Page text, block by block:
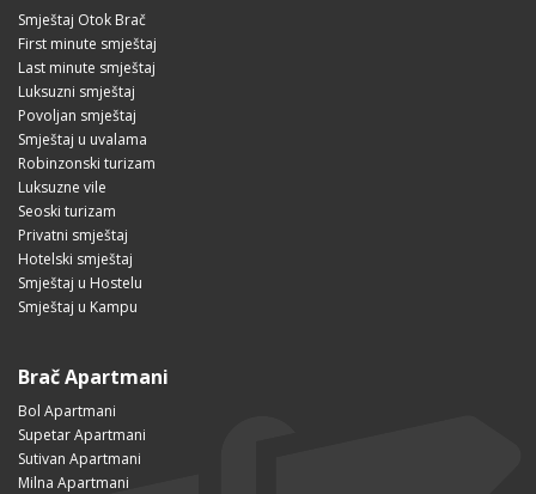
Smještaj Otok Brač
First minute smještaj
Last minute smještaj
Luksuzni smještaj
Povoljan smještaj
Smještaj u uvalama
Robinzonski turizam
Luksuzne vile
Seoski turizam
Privatni smještaj
Hotelski smještaj
Smještaj u Hostelu
Smještaj u Kampu
Brač Apartmani
Bol Apartmani
Supetar Apartmani
Sutivan Apartmani
Milna Apartmani